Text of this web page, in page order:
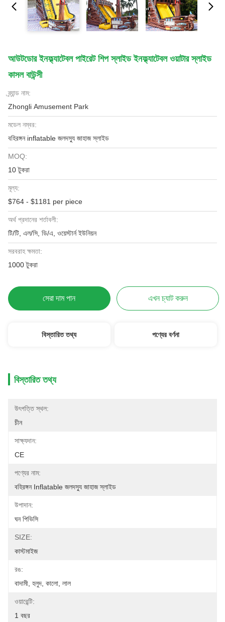
আউটডোর ইনফ্ল্যাটেবল পাইরেট শিপ স্লাইড ইনফ্ল্যাটেবল ওয়াটার স্লাইড
কাসল বাউন্সী
ব্র্যান্ড নাম:
Zhongli Amusement Park
মডেল নম্বর:
বহিরঙ্গন inflatable জলদস্যু জাহাজ স্লাইড
MOQ:
10 টুকরা
মূল্য:
$764 - $1181 per piece
অর্থ প্রদানের শর্তাবলী:
টি/টি, এল/সি, ডি/এ, ওয়েস্টার্ন ইউনিয়ন
সরবরাহ ক্ষমতা:
1000 টুকরা
সেরা দাম পান এখন চ্যাট করুন
বিস্তারিত তথ্য পণ্যের বর্ণনা
বিস্তারিত তথ্য
উৎপত্তি স্থল:
চীন
সাক্ষ্যদান:
CE
পণ্যের নাম:
বহিরঙ্গন Inflatable জলদস্যু জাহাজ স্লাইড
উপাদান:
ঘন পিভিসি
SIZE:
কাস্টমাইজ
রঙ:
বাদামী, হলুদ, কালো, লাল
ওয়ারেন্টি:
1 বছর